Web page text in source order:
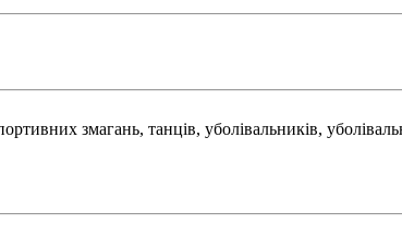
змагань, танців, уболівальників,